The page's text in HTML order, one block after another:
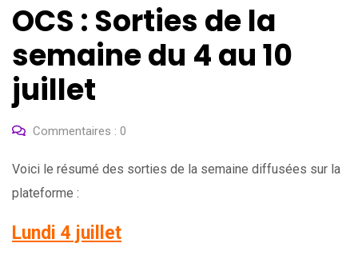
OCS : Sorties de la
semaine du 4 au 10
juillet
Commentaires : 0
Voici le résumé des sorties de la semaine diffusées sur la
plateforme :
Lundi 4 juillet